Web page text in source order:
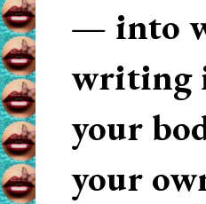
— into
writing
your
your